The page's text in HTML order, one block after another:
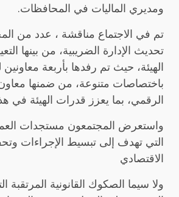
ومديري الماليات في المحافظات.
تم في الاجتماع مناقشة ، عدد من
تحديث الإدارة الضريبية، من بينها
الهيئة، حيث تم رفدها بأربعة معاونين
باختصاصات متنوعة، من ضمنها
الرقمي، بما يعزز قدرات الهيئة في
واستعرض المجتمعون مستجدات
التي تهدف إلى تبسيط الإجراءات
الاقتصادي
ولا سيما الصكوك القانونية المرتقبة